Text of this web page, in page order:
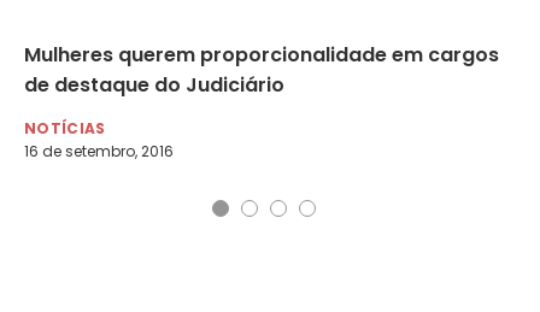
Mulheres querem proporcionalidade em cargos
de destaque do Judiciário
NOTÍCIAS
16 de setembro, 2016